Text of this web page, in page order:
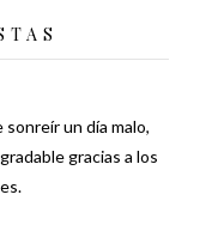
un día malo,
gracias a los